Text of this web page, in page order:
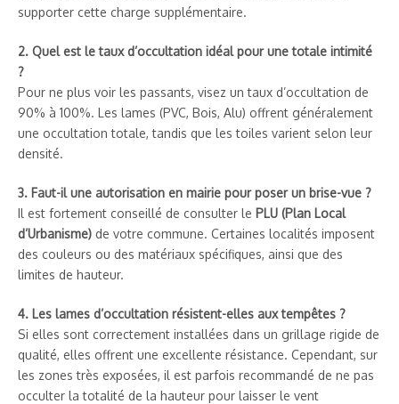
supporter cette charge supplémentaire.
2. Quel est le taux d’occultation idéal pour une totale intimité
?
Pour ne plus voir les passants, visez un taux d’occultation de
90% à 100%. Les lames (PVC, Bois, Alu) offrent généralement
une occultation totale, tandis que les toiles varient selon leur
densité.
3. Faut-il une autorisation en mairie pour poser un brise-vue ?
Il est fortement conseillé de consulter le PLU (Plan Local
d’Urbanisme) de votre commune. Certaines localités imposent
des couleurs ou des matériaux spécifiques, ainsi que des
limites de hauteur.
4. Les lames d’occultation résistent-elles aux tempêtes ?
Si elles sont correctement installées dans un grillage rigide de
qualité, elles offrent une excellente résistance. Cependant, sur
les zones très exposées, il est parfois recommandé de ne pas
occulter la totalité de la hauteur pour laisser le vent